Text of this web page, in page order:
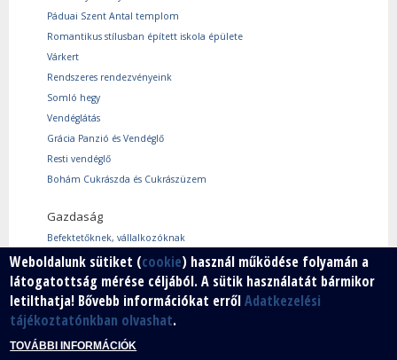
Páduai Szent Antal templom
Romantikus stílusban épített iskola épülete
Várkert
Rendszeres rendezvényeink
Somló hegy
Vendéglátás
Grácia Panzió és Vendéglő
Resti vendéglő
Bohám Cukrászda és Cukrászüzem
Gazdaság
Befektetőknek, vállalkozóknak
Használtcikk piac
Márkáink
Szabad vállalkozói zóna
Vállalkozók
Weboldalunk sütiket (cookie) használ működése folyamán a
látogatottság mérése céljából. A sütik használatát bármikor
letilthatja! Bővebb információkat errőlAdatkezelési
tájékoztatónkban olvashat.
TOVÁBBI INFORMÁCIÓK